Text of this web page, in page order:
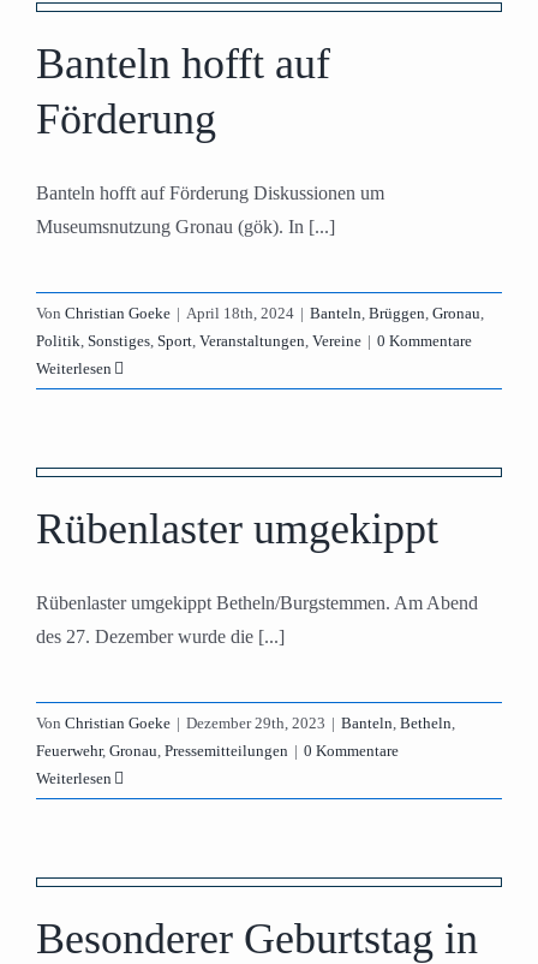
Banteln hofft auf
Förderung
Banteln hofft auf Förderung Diskussionen um
Museumsnutzung Gronau (gök). In [...]
Von Christian Goeke | April 18th, 2024 | Banteln Brüggen Gronau
Politik Sonstiges Sport Veranstaltungen Vereine | 0 Kommentare
Weiterlesen
Rübenlaster umgekippt
Rübenlaster umgekippt Betheln/Burgstemmen. Am Abend
des 27. Dezember wurde die [...]
Von Christian Goeke | Dezember 29th, 2023 | Banteln Betheln
Feuerwehr, Gronau Pressemitteilungen | 0 Kommentare
Weiterlesen
Besonderer Geburtstag in